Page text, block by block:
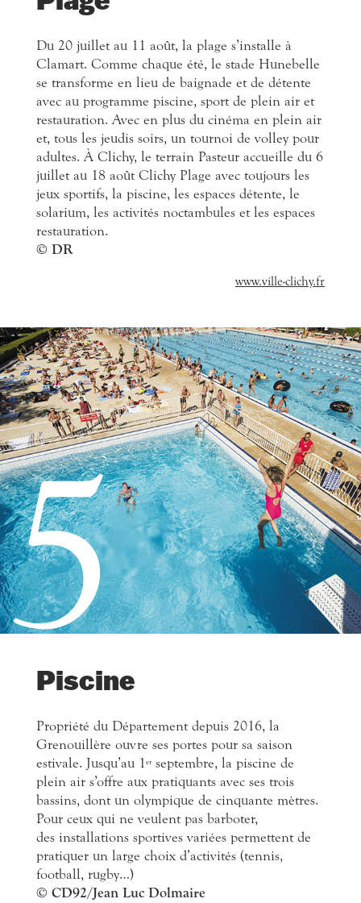
Du 20 juillet au 11 août, la plage s’installe à
Clamart. Comme chaque été, le stade Hunebelle
se transforme en lieu de baignade et de détente
avec au programme piscine, sport de plein air et
restauration. Avec en plus du cinéma en plein air
et, tous les jeudis soirs, un tournoi de volley pour
adultes. À Clichy, le terrain Pasteur accueille du 6
juillet au 18 août Clichy Plage avec toujours les
jeux sportifs, la piscine, les espaces détente, le
solarium, les activités noctambules et les espaces
restauration.
© DR
www.ville-clichy.fr
5
Piscine
Propriété du Département depuis 2016, la
Grenouillère ouvre ses portes pour sa saison
estivale. Jusqu’au 1erseptembre, la piscine de
plein air s’offre aux pratiquants avec ses trois
bassins, dont un olympique de cinquante mètres.
Pour ceux qui ne veulent pas barboter,
des installations sportives variées permettent de
pratiquer un large choix d’activités (tennis,
football, rugby…)
© CD92/Jean Luc Dolmaire